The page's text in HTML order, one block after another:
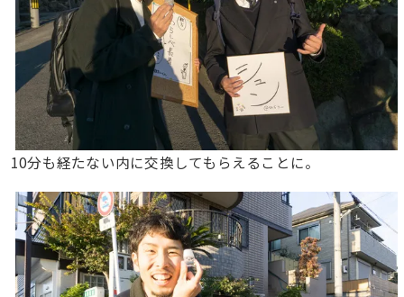
10分も経たない内に交換してもらえることに。